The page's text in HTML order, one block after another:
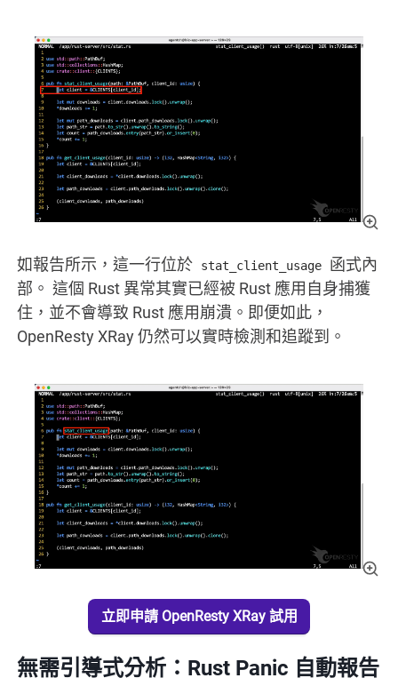
如報告所示，這一行位於 stat_client_usage
函式內
部。 這個 Rust 異常其實已經被 Rust 應用自身捕獲
住，並不會導致 Rust 應用崩潰。即便如此，
OpenResty XRay 仍然可以實時檢測和追蹤到。
立即申請 OpenResty XRay 試用
無需引導式分析：Rust Panic 自動報告